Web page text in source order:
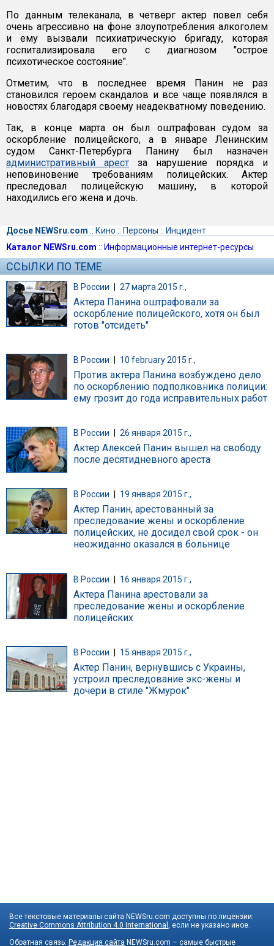
По данным телеканала, в четверг актер повел себя
очень агрессивно на фоне злоупотребления алкоголем
и ему вызвали психиатрическую бригаду, которая
госпитализировала его с диагнозом "острое
психотическое состояние".
Отметим, что в последнее время Панин не раз
становился героем скандалов и все чаще появлялся в
новостях благодаря своему неадекватному поведению.
Так, в конце марта он был оштрафован судом за
оскорбление полицейского, а в январе Ленинским
судом Санкт-Петербурга Панину был назначен
административный арест за нарушение порядка и
неповиновение требованиям полицейских. Актер
преследовал полицейскую машину, в которой
находились его жена и дочь.
Досье NEWSru.com :: Кино :: Персоны :: Инцидент
Каталог NEWSru.com :: Информационные интернет-ресурсы
ССЫЛКИ ПО ТЕМЕ
В России | 27 марта 2015 г.,
Актера Панина оштрафовали за
оскорбление полицейского, хотя он был
готов "отсидеть"
В России 10 february 2015 г.,
Против актера Панина возбуждено дело
по оскорблению подполковника полиции:
ему грозит до года исправительных работ
В России 26 января 2015 г.,
Актер Алексей Панин вышел на свободу
после десятидневного ареста
В России 19 января 2015 г.,
Актер Панин, арестованный за
преследование жены и оскорбление
полицейских, не досидел свой срок - он
неожиданно оказался в больнице
В России | 16 января 2015 г.,
Актера Панина арестовали за
преследование жены и оскорбление
полицейских
В России 15 января 2015 г.,
Актер Панин, вернувшись с Украины,
устроил преследование экс-жены и
дочери в стиле "Жмурок"
Все текстовые материалы сайта NEWSru.com доступны по лицензии:
Creative Commons Attribution 4.0 International , если не указано иное.
Обратная связь: Редакция сайта NEWSru.com – самые быстрые